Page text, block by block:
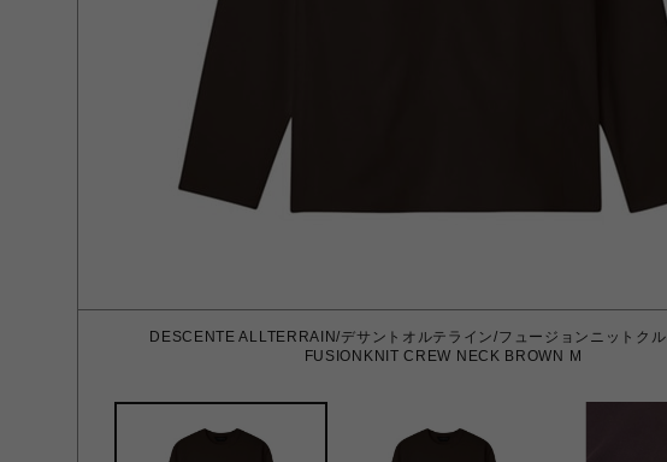
DESCENTE ALLTERRAIN/デサントオルテライン/フュージョンニットク
FUSIONKNIT CREW NECK BROWN M